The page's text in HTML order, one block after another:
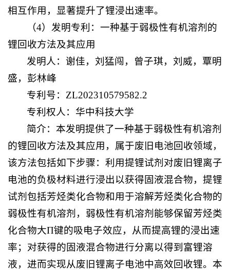
相互作用，显著提升了锂浸出速率。
（4）发明专利：一种基于弱极性有机溶剂的
锂回收方法及其应用
发明人：谢佳，刘猛闯，曾子琪，刘威，覃明
盛，彭林峰
专利号：ZL202310579582.2
专利权人：华中科技大学
简介：本发明提供了一种基于弱极性有机溶剂
的锂回收方法及其应用，属于废旧电池回收领域，
该方法包括如下步骤：利用提锂试剂对废旧锂离子
电池的负极材料进行浸出以获得固液混合物，提锂
试剂包括芳烃类化合物和用于溶解芳烃类化合物的
弱极性有机溶剂，弱极性有机溶剂能够保留芳烃类
化合物大Π键的吸电子效应，从而提高锂的浸出速
率；对获得的固液混合物进行分离以得到富锂溶
液，进而实现从废旧锂离子电池中高效回收锂。本